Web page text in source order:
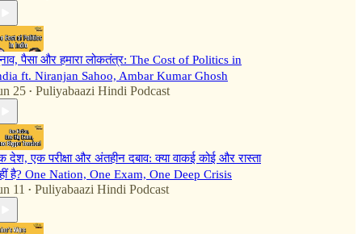
पैसा और हमारा लोकतंत्र: The Cost of Politics in
ft. Niranjan Sahoo, Ambar Kumar Ghosh
25 • Puliyabaazi Hindi Podcast
देश, एक परीक्षा और अंतहीन दबाव: क्या वाकई कोई और रास्ता
है? One Nation, One Exam, One Deep Crisis
11 • Puliyabaazi Hindi Podcast